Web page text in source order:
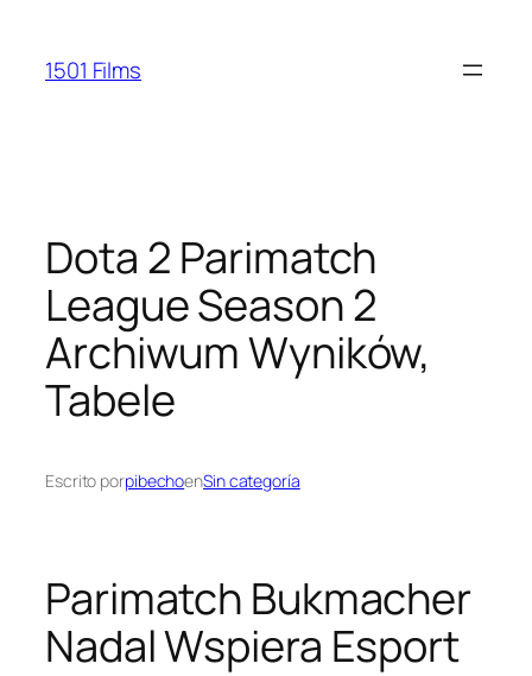
contenido
1501 Films
Dota 2 Parimatch
League Season 2
Archiwum Wyników,
Tabele
Escrito porpibechoenSin categoría
Parimatch Bukmacher
Nadal Wspiera Esport